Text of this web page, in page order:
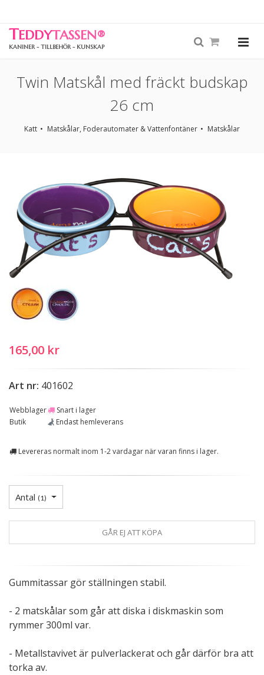
TEDDYTASSEN®
KANINER - TILLBEHÖR - KUNSKAP
Twin Matskål med fräckt budskap
26 cm
Katt Matskålar, Foderautomater & Vattenfontäner Matskålar
165,00 kr
Art nr: 401602
Webblager
Snart i lager
Butik
Endast hemleverans
Levereras normalt inom 1-2 vardagar när varan finns i lager.
Antal (1)
GÅR EJ ATT KÖPA
Gummitassar gör ställningen stabil.
- 2 matskålar som går att diska i diskmaskin som
rymmer 300ml var.
- Metallstavivet är pulverlackerat och går därför bra att
torka av.